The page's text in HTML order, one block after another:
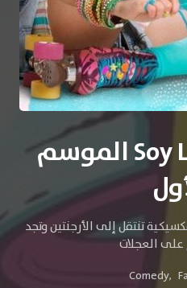
مسلسل Soy Luna الموسم
تنتقل إلى الأرجنتين وتجد
على العجلات
Comedy,